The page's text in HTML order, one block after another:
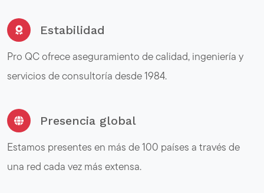
Estabilidad
Pro QC ofrece aseguramiento de calidad, ingeniería y
servicios de consultoría desde 1984.
Presencia global
Estamos presentes en más de 100 países a través de
una red cada vez más extensa.